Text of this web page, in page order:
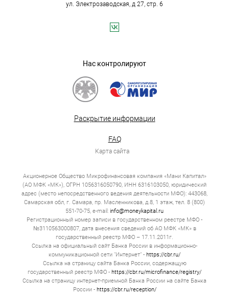
ул. Электрозаводская, д 27, стр. 6
Нас контролируют
Раскрытие информации
FAQ
Карта сайта
Акционерное Общество Микрофинансовая компания «Мани Капитал»
(АО МФК «МК»), ОГРН 1056316050790, ИНН 6316103050, юридический
адрес (место непосредственного ведения деятельности МФО): 443068,
Самарская обл, г. Самара, пр. Масленникова, д.8, 1 этаж, тел. 8 (800)
551-70-75, e-mail: info@moneykapital.ru
Регистрационный номер записи в государственном реестре МФО -
№3110563000807, дата внесения сведений об АО МФК «МК» в
государственный реестр МФО – 17.11.2011г.
Ссылка на официальный сайт Банка России в информационно-
коммуникационной сети "Интернет" - https://cbr.ru/
Ссылка на страницу сайта Банка России, содержащую
государственный реестр МФО - https://cbr.ru/microfinance/registry/
Ссылка на страницу интернет-приемной Банка России на сайте Банка
России - https://cbr.ru/reception/